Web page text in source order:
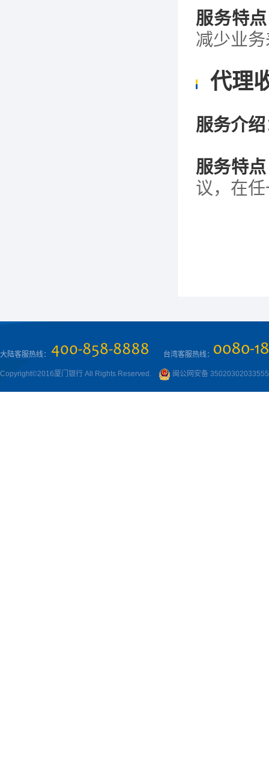
服务特
减少业
代理
服务介
服务特
议，在
大陆客服热线： 台湾客服热线：
Copyright©2016厦门银行 All Rights Reserved. 闽公网安备